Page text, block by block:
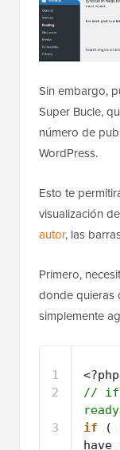
Sin embargo,
Super Bucle,
número de
WordPress.
Esto te
visualización
autor, las
Primero,
donde quieras
simplemente
1
2
3
<?php
// if
if
(